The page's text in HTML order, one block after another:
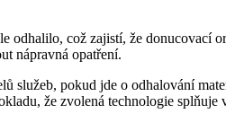
což zajistí, že donucovací
nápravná opatření.
služeb, pokud jde o odhalování
že zvolená technologie